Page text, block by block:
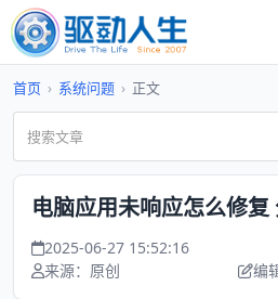
首页 › 系统问题 › 正文
电脑应用未响应怎么修
2025-06-27 15:52:16
来源：原创
编